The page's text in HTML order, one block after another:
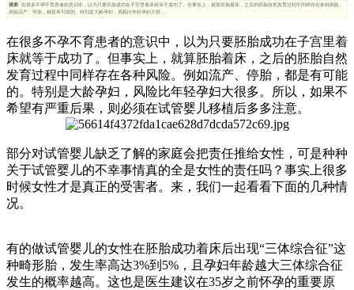
摘要: 在很多不孕不育患者的意识中，以为只要胚胎成功在子宫里着床就等于成功了。但事实上，就算胚胎着床，之后的胚胎自然发育过程中同样存在各种风险。
例如流产、停胎，都是有可能的。特别是大龄孕妇，风险比年轻孕妇大很 ...
在很多不孕不育患者的意识中，以为只要胚胎成功在子宫里着
床就等于成功了。但事实上，就算胚胎着床，之后的胚胎自然
发育过程中同样存在各种风险。例如流产、停胎，都是有可能
的。特别是大龄孕妇，风险比年轻孕妇大很多。所以，如果不
希望有严重后果，则必须在试管婴儿移植后多多注意。
部分对试管婴儿缺乏了解的家庭会把责任推给女性，可是种种
关于试管婴儿的不幸事情真的全是女性的责任吗？事实上很多
时候女性才是真正的受害者。来，我们一起看看下面的几种情
况。
有的做试管婴儿的女性在胚胎成功着床后出现“三体综合征”这
种畸形胎，发生率高达3%到5%，且孕妇年龄越大三体综合征
发生的概率越高。这也是医生建议在35岁之前怀孕的重要原